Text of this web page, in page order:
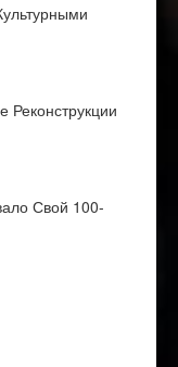
Реконструкции
Свой 100-